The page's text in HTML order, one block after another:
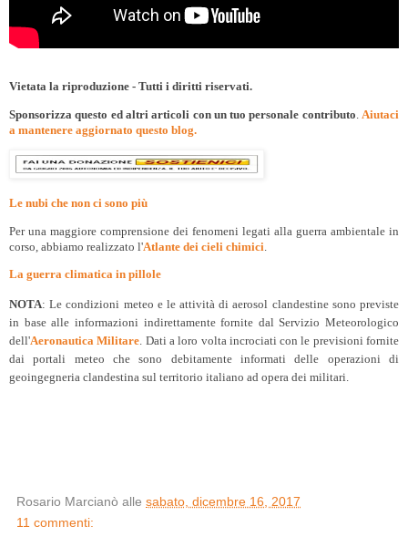
Vietata la riproduzione - Tutti i diritti riservati.
Sponsorizza questo ed altri articoli con un tuo personale contributo Aiutaci
a mantenere aggiornato questo blog.
Le nubi che non ci sono più
Per una maggiore comprensione dei fenomeni legati alla guerra ambientale in
corso, abbiamo realizzato l'Atlante dei cieli chimici
La guerra climatica in pillole
NOTA: Le condizioni meteo e le attività di aerosol clandestine sono previste
in base alle informazioni indirettamente fornite dal Servizio Meteorologico
dell'Aeronautica Militare . Dati a loro volta incrociati con le previsioni fornite
dai portali meteo che sono debitamente informati delle operazioni di
geoingegneria clandestina sul territorio italiano ad opera dei militari.
Rosario Marcianò alle sabato, dicembre 16, 2017
11 commenti: